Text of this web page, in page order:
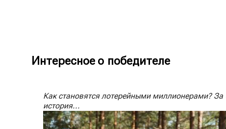
Интересное о победителе
Как становятся лотерейными миллионерами?
история...